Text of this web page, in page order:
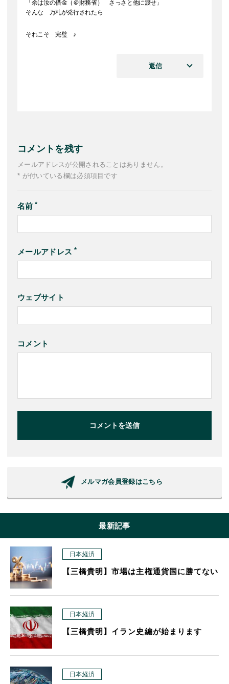
「余は汝の借金（＠財務省） さっさと他に渡せ」
そんな 万札が発行されたら
それこそ 完璧 ♪
返信
コメントを残す
メールアドレスが公開されることはありません。
* が付いている欄は必須項目です
名前
メールアドレス
ウェブサイト
コメント
コメントを送信
メルマガ会員登録はこちら
最新記事
日本経済
【三橋貴明】市場は主権通貨国に勝てない
日本経済
【三橋貴明】イラン史編が始まります
日本経済